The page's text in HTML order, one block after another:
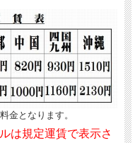
金となります。
は規定運賃で表示さ